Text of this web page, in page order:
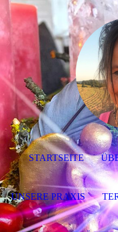
STARTSEITE
UNSERE PRAXIS